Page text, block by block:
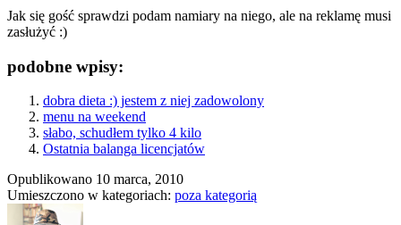
Jak się gość sprawdzi podam namiary na niego, ale na reklamę musi
zasłużyć :)
podobne wpisy:
dobra dieta :) jestem z niej zadowolony
menu na weekend
słabo, schudłem tylko 4 kilo
Ostatnia balanga licencjatów
Opublikowano 10 marca, 2010
Umieszczono w kategoriach: poza kategorią